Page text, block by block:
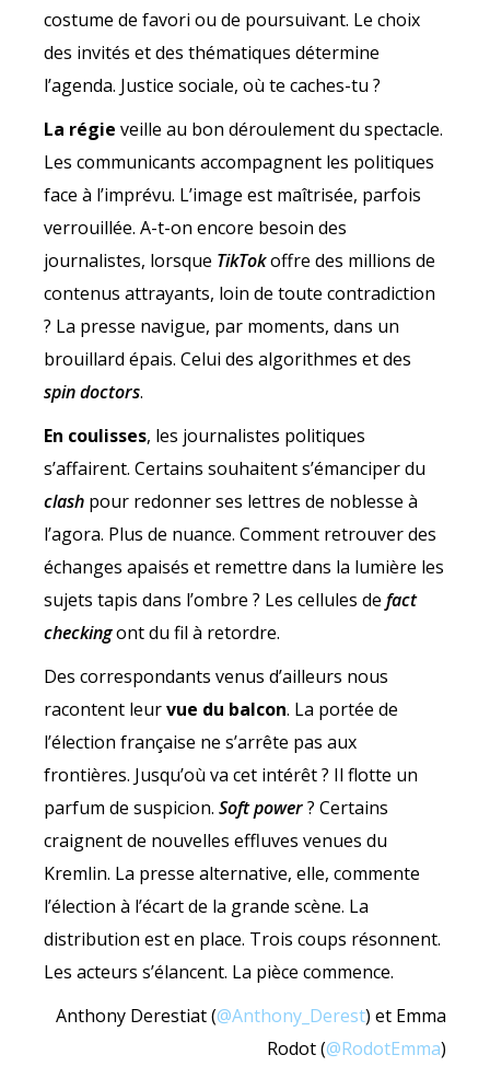
costume de favori ou de poursuivant. Le choix
des invités et des thématiques détermine
l’agenda. Justice sociale, où te caches-tu ?
La régie veille au bon déroulement du spectacle.
Les communicants accompagnent les politiques
face à l’imprévu. L’image est maîtrisée, parfois
verrouillée. A-t-on encore besoin des
journalistes, lorsque TikTokoffre des millions de
contenus attrayants, loin de toute contradiction
? La presse navigue, par moments, dans un
brouillard épais. Celui des algorithmes et des
spin doctors.
En coulisses, les journalistes politiques
s’affairent. Certains souhaitent s’émanciper du
clash pour redonner ses lettres de noblesse à
l’agora. Plus de nuance. Comment retrouver des
échanges apaisés et remettre dans la lumière les
sujets tapis dans l’ombre ? Les cellules defact
checkingont du fil à retordre.
Des correspondants venus d’ailleurs nous
racontent leurvue du balcon. La portée de
l’élection française ne s’arrête pas aux
frontières. Jusqu’où va cet intérêt ? Il flotte un
parfum de suspicion.Soft power? Certains
craignent de nouvelles effluves venues du
Kremlin. La presse alternative, elle, commente
l’élection à l’écart de la grande scène. La
distribution est en place. Trois coups résonnent.
Les acteurs s’élancent. La pièce commence.
Anthony Derestiat (@Anthony_Derest) et Emma
Rodot (@RodotEmma)